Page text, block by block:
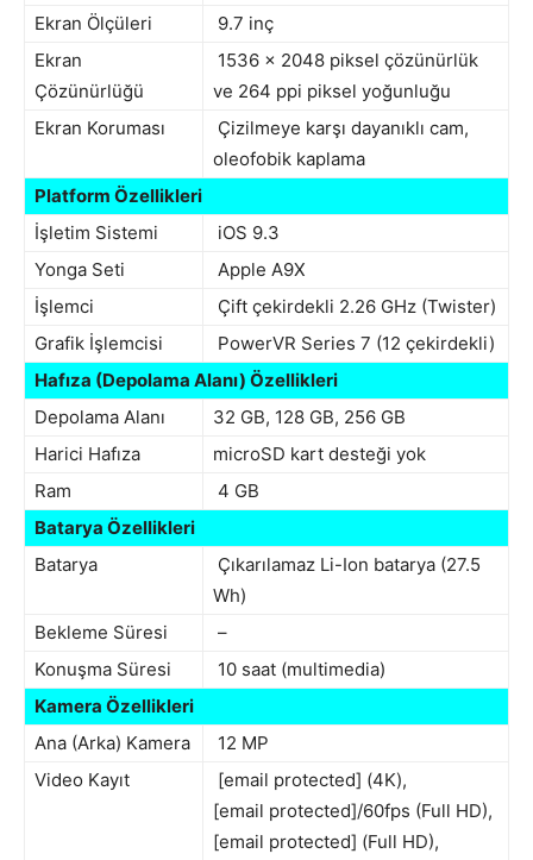
Ekran Ölçüleri
9.7 inç
Ekran
Çözünürlüğü
1536 x 2048 piksel çözünürlük
ve 264 ppi piksel yoğunluğu
Ekran Koruması
Çizilmeye karşı dayanıklı cam,
oleofobik kaplama
Platform Özellikleri
İşletim Sistemi
iOS 9.3
Yonga Seti
Apple A9X
İşlemci
Çift çekirdekli 2.26 GHz (Twister)
Grafik İşlemcisi
PowerVR Series 7 (12 çekirdekli)
Hafıza (Depolama Alanı) Özellikleri
Depolama Alanı
32 GB, 128 GB, 256 GB
Harici Hafıza
microSD kart desteği yok
Ram
4 GB
Batarya Özellikleri
Batarya
Çıkarılamaz Li-Ion batarya (27.5
Wh)
Bekleme Süresi
–
Konuşma Süresi
10 saat (multimedia)
Kamera Özellikleri
Ana (Arka) Kamera
12 MP
Video Kayıt
[email protected] (4K),
[email protected]/60fps (Full HD),
[email protected] (Full HD),